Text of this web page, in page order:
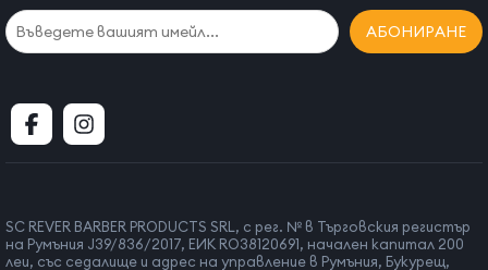
евентуалната кондензация (ако продуктът е бил
транспортиран при ниски температури или във влажно,
Не използвайте уреда в близост до басейни или съдове с
вода. Не потапяйте уреда във вода или други течности.
Винаги проверявайте дали уредът е в добро състояние
повреда или е бил изпуснат.
ВАЖНО! Винаги изключвайте уреда, когато не го
АБОНИРАНЕ
SC REVER BARBER PRODUCTS SRL, с рег. № в Търговския регистър
на Румъния J39/836/2017, ЕИК RO38120691, начален капитал 200
леи, със седалище и адрес на управление в Румъния, Букурещ,